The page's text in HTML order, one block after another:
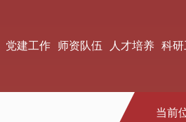
党建工作 师资队伍 人才培养 科
当前